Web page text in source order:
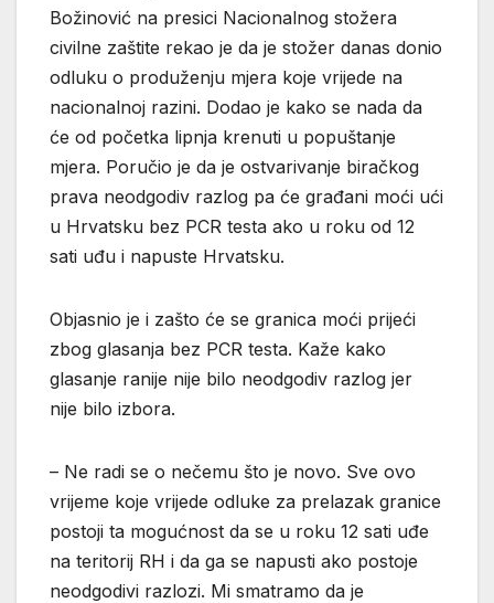
Božinović na presici Nacionalnog stožera
civilne zaštite rekao je da je stožer danas donio
odluku o produženju mjera koje vrijede na
nacionalnoj razini. Dodao je kako se nada da
će od početka lipnja krenuti u popuštanje
mjera. Poručio je da je ostvarivanje biračkog
prava neodgodiv razlog pa će građani moći ući
u Hrvatsku bez PCR testa ako u roku od 12
sati uđu i napuste Hrvatsku.
Objasnio je i zašto će se granica moći prijeći
zbog glasanja bez PCR testa. Kaže kako
glasanje ranije nije bilo neodgodiv razlog jer
nije bilo izbora.
– Ne radi se o nečemu što je novo. Sve ovo
vrijeme koje vrijede odluke za prelazak granice
postoji ta mogućnost da se u roku 12 sati uđe
na teritorij RH i da ga se napusti ako postoje
neodgodivi razlozi. Mi smatramo da je